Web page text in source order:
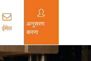
ईमेल
अनुसरण
करना